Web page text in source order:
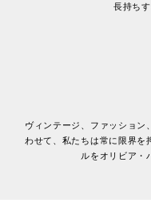
長持ち
ヴィンテージ、ファッション
わせて、私たちは常に限界を
ルをオリビア・